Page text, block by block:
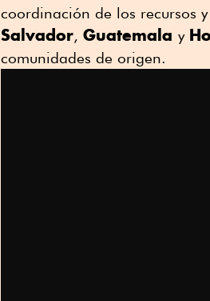
coordinación de los recursos
Salvador, Guatemala y
comunidades de origen.